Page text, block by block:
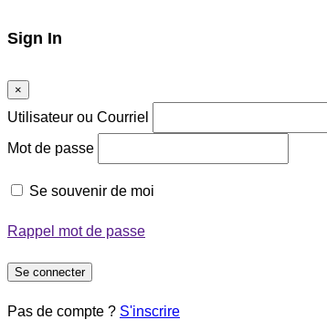
Sign In
×
Utilisateur ou Courriel
Mot de passe
Se souvenir de moi
Rappel mot de passe
Se connecter
Pas de compte ? S'inscrire